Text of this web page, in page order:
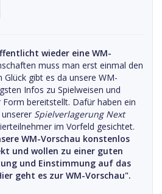
wieder eine WM-
muss man erst einmal den
Glück gibt es da unsere WM-
Infos zu Spielweisen und
bereitstellt. Dafür haben ein
Spielverlagerung Next
im Vorfeld gesichtet.
WM-Vorschau konstenlos
und wollen zu einer guten
und Einstimmung auf das
geht es zur WM-Vorschau".